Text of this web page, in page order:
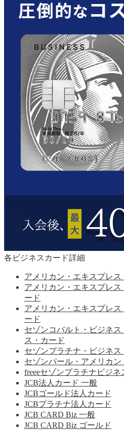
各ビジネスカード詳細
アメリカン・エキスプレ
アメリカン・エキスプレ
ード
アメリカン・エキスプレ
ード
セゾンコバルト・ビジネ
ス・カード
セゾンプラチナ・ビジネス
セゾンパール・アメリカ
freeeセゾンプラチナビジネ
JCB法人カード 一般
JCBゴールド法人カード
JCBプラチナ法人カード
JCB CARD Biz 一般
JCB CARD Biz ゴールド